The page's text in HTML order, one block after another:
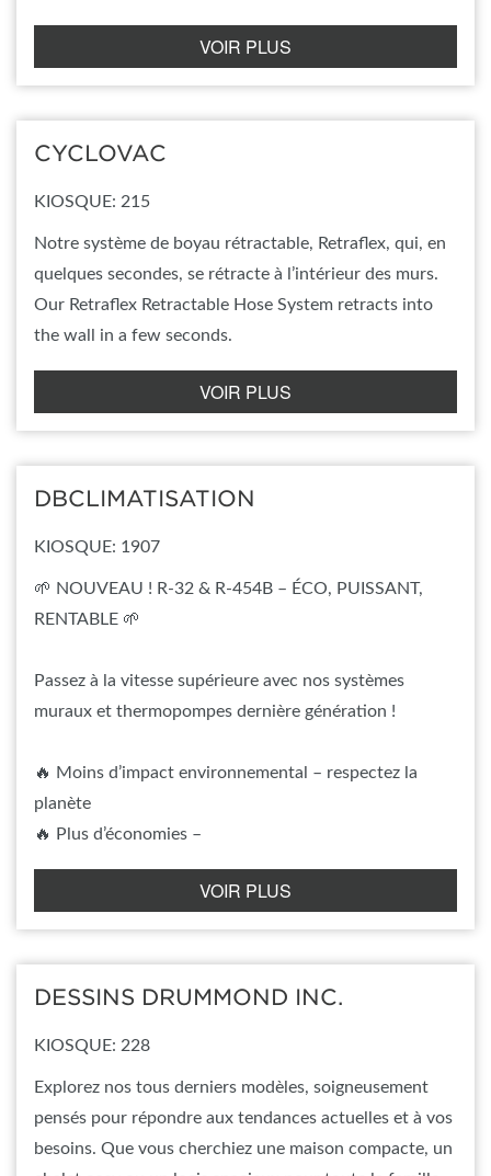
VOIR PLUS
CYCLOVAC
KIOSQUE: 215
Notre système de boyau rétractable, Retraflex, qui, en
quelques secondes, se rétracte à l’intérieur des murs.
Our Retraflex Retractable Hose System retracts into
the wall in a few seconds.
VOIR PLUS
DBCLIMATISATION
KIOSQUE: 1907
🌱 NOUVEAU ! R-32 & R-454B – ÉCO, PUISSANT,
RENTABLE 🌱
Passez à la vitesse supérieure avec nos systèmes
muraux et thermopompes dernière génération !
🔥 Moins d’impact environnemental – respectez la
planète
🔥 Plus d’économies –
VOIR PLUS
DESSINS DRUMMOND INC.
KIOSQUE: 228
Explorez nos tous derniers modèles, soigneusement
pensés pour répondre aux tendances actuelles et à vos
besoins. Que vous cherchiez une maison compacte, un